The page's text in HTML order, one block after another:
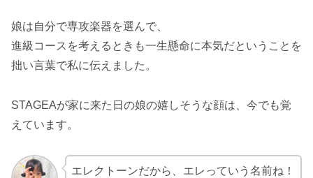
娘は自分で専攻楽器を選んで、
進級コースを考えるときも一生懸命に本気だということを
拙い言葉で私に伝えました。
STAGEAが家に来た日の娘の嬉しそうな顔は、今でも覚
えています。
エレクトーンだから、エレっていう名前ね！